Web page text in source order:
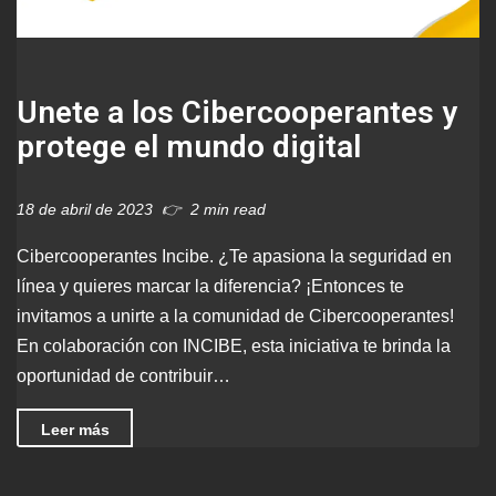
Unete a los Cibercooperantes y
protege el mundo digital
18 de abril de 2023 2 min read
Cibercooperantes Incibe. ¿Te apasiona la seguridad en
línea y quieres marcar la diferencia? ¡Entonces te
invitamos a unirte a la comunidad de Cibercooperantes!
En colaboración con INCIBE, esta iniciativa te brinda la
oportunidad de contribuir…
Leer más